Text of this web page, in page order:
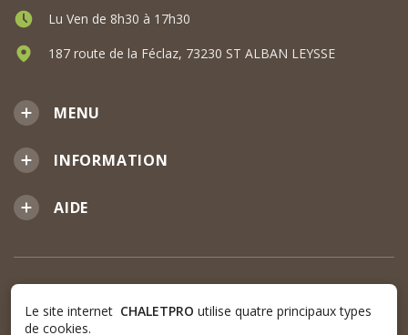
MENU
INFORMATION
AIDE
Lu Ven de 8h30 à 17h30
187 route de la Féclaz, 73230 ST ALBAN LEYSSE
Le site internet CHALETPRO utilise quatre principaux types
de cookies.